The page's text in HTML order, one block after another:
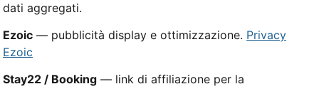
dati aggregati.
Ezoic — pubblicità display e ottimizzazione. Privacy
Ezoic
Stay22 / Booking — link di affiliazione per la